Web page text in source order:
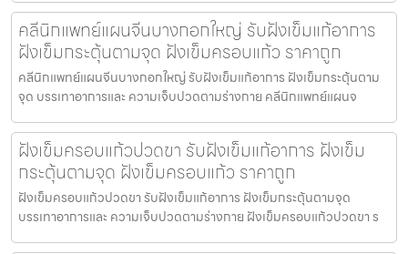
คลีนิกแพทย์แผนจีนบางกอกใหญ่ รับฝังเข็มแก้อาการ
ฝังเข็มกระตุ้นตามจุด ฝังเข็มครอบแก้ว ราคาถูก
คลีนิกแพทย์แผนจีนบางกอกใหญ่ รับฝังเข็มแก้อาการ ฝังเข็มกระตุ้นตาม
จุด บรรเทาอาการและ ความเจ็บปวดตามร่างกาย คลีนิกแพทย์แผนจ
ฝังเข็มครอบแก้วปวดขา รับฝังเข็มแก้อาการ ฝังเข็ม
กระตุ้นตามจุด ฝังเข็มครอบแก้ว ราคาถูก
ฝังเข็มครอบแก้วปวดขา รับฝังเข็มแก้อาการ ฝังเข็มกระตุ้นตามจุด
บรรเทาอาการและ ความเจ็บปวดตามร่างกาย ฝังเข็มครอบแก้วปวดขา ร